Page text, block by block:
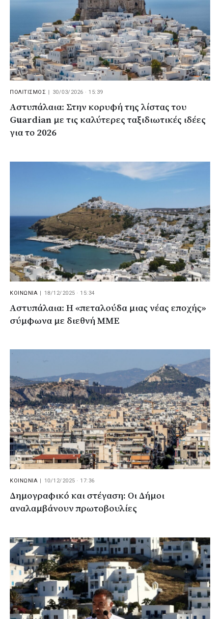
ΠΟΛΙΤΙΣΜΟΣ | 30/03/2026 · 15:39
Αστυπάλαια: Στην κορυφή της λίστας του
Guardian με τις καλύτερες ταξιδιωτικές ιδέες
για το 2026
ΚΟΙΝΩΝΙΑ | 18/12/2025 · 15:34
Αστυπάλαια: Η «πεταλούδα μιας νέας εποχής»
σύμφωνα με διεθνή ΜΜΕ
ΚΟΙΝΩΝΙΑ 10/12/2025 · 17:36
Δημογραφικό και στέγαση: Οι Δήμοι
αναλαμβάνουν πρωτοβουλίες